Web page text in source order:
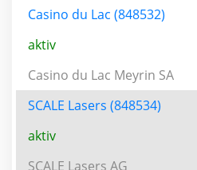
Casino du Lac (848532)
aktiv
Casino du Lac Meyrin SA
SCALE Lasers (848534)
aktiv
SCALE Lasers AG